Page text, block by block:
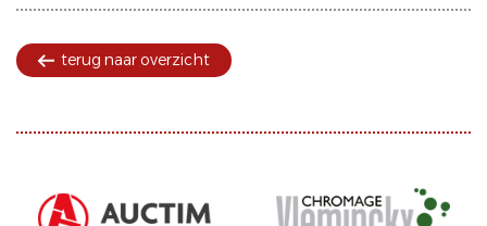
terug naar overzicht